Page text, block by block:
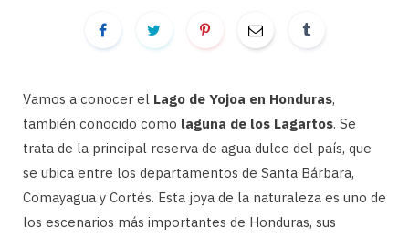
Vamos a conocer el Lago de Yojoa en Honduras,
también conocido como laguna de los Lagartos. Se
trata de la principal reserva de agua dulce del país, que
se ubica entre los departamentos de Santa Bárbara,
Comayagua y Cortés. Esta joya de la naturaleza es uno de
los escenarios más importantes de Honduras, sus